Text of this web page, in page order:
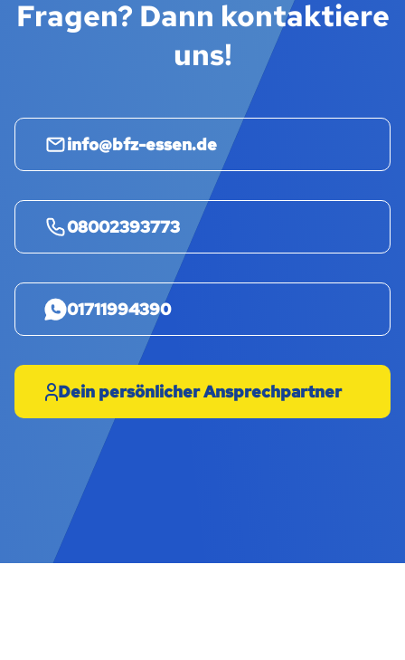
Fragen? Dann kontaktiere
uns!
info@bfz-essen.de
08002393773
01711994390
Dein persönlicher Ansprechpartner